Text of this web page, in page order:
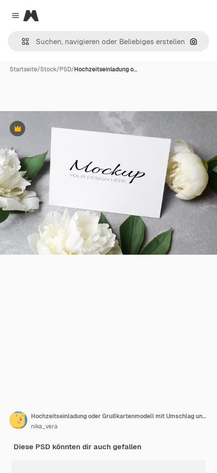
Close menu
Magnific
Nach
Startseite/Stock/PSD/Hochzeitseinladung o…
Premium
Hochzeitseinladung oder Grußkartenmodell mit Umschlag und weißen Pfingstrosenblüten auf Grau
nika_vera
Diese PSD könnten dir auch gefallen